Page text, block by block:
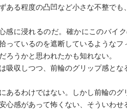
ある程度の凸凹など小さな不整で
感に浸れるのだ。確かにこのバイ
ているのを遮断しているようなフ
ろうかと思われたかも知れない。
吸収しつつ、前輪のグリップ感と
あるわけではない。しかし前輪の
心感があって怖くない、そういわ